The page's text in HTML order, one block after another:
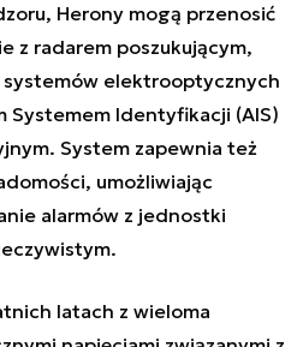
Herony mogą przenosić
z radarem poszukującym,
systemów elektrooptycznych
Systemem Identyfikacji (AIS)
System zapewnia też
umożliwiając
alarmów z jednostki
latach z wieloma